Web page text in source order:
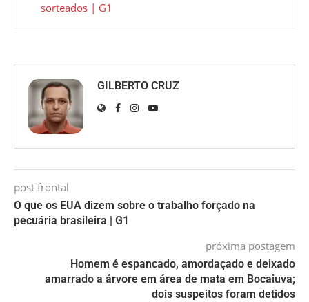
sorteados | G1
GILBERTO CRUZ
post frontal
O que os EUA dizem sobre o trabalho forçado na
pecuária brasileira | G1
próxima postagem
Homem é espancado, amordaçado e deixado
amarrado a árvore em área de mata em Bocaiuva;
dois suspeitos foram detidos